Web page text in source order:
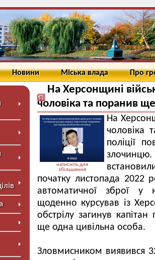
Новини Міська влада Про
На Херсонщині
чоловіка та поранив
натисніть для
збільшення
На
чоловіка
поліції
початку листопада 2022
автоматичної зброї у
щоденно курсував із
обстрілу загинув
ще одна цивільна особа.
Зловмисником виявився